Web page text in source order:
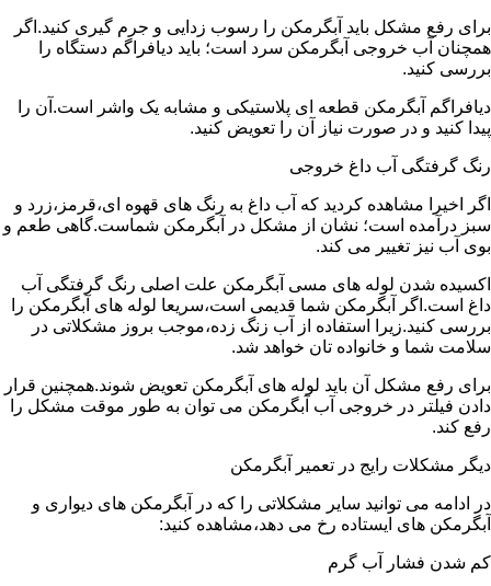
برای رفع مشکل باید آبگرمکن را رسوب زدایی و جرم گیری کنید.اگر
همچنان آب خروجی آبگرمکن سرد است؛ باید دیافراگم دستگاه را
بررسی کنید.
دیافراگم آبگرمکن قطعه ای پلاستیکی و مشابه یک واشر است.آن را
پیدا کنید و در صورت نیاز آن را تعویض کنید.
رنگ گرفتگی آب داغ خروجی
اگر اخیرا مشاهده کردید که آب داغ به رنگ های قهوه ای،قرمز،زرد و
سبز درآمده است؛ نشان از مشکل در آبگرمکن شماست.گاهی طعم و
بوی آب نیز تغییر می کند.
اکسیده شدن لوله های مسی آبگرمکن علت اصلی رنگ گرفتگی آب
داغ است.اگر آبگرمکن شما قدیمی است،سریعا لوله های آبگرمکن را
بررسی کنید.زیرا استفاده از آب زنگ زده،موجب بروز مشکلاتی در
سلامت شما و خانواده تان خواهد شد.
برای رفع مشکل آن باید لوله های آبگرمکن تعویض شوند.همچنین قرار
دادن فیلتر در خروجی آب آبگرمکن می توان به طور موقت مشکل را
رفع کند.
دیگر مشکلات رایج در تعمیر آبگرمکن
در ادامه می توانید سایر مشکلاتی را که در آبگرمکن های دیواری و
آبگرمکن های ایستاده رخ می دهد،مشاهده کنید:
کم شدن فشار آب گرم